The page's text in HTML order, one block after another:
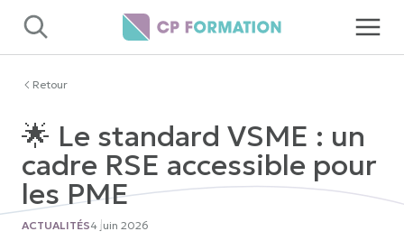
Panneau de gestion des cookies
Retour
🌟 Le standard VSME : un
cadre RSE accessible pour
les PME
ACTUALITÉS4 juin 2026